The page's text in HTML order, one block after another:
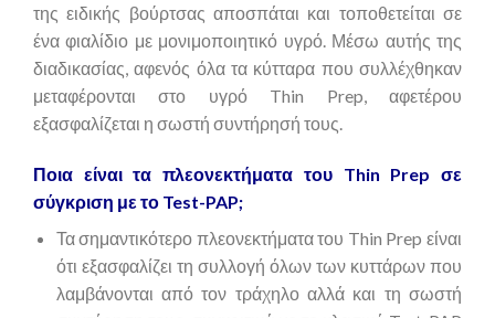
της ειδικής βούρτσας αποσπάται και τοποθετείται σε
ένα φιαλίδιο με μονιμοποιητικό υγρό. Μέσω αυτής της
διαδικασίας, αφενός όλα τα κύτταρα που συλλέχθηκαν
μεταφέρονται στο υγρό Thin Prep, αφετέρου
εξασφαλίζεται η σωστή συντήρησή τους.
Ποια είναι τα πλεονεκτήματα του Thin Prep σε
σύγκριση με το Test-PAP;
Τα σημαντικότερο πλεονεκτήματα του Thin Prep είναι
ότι εξασφαλίζει τη συλλογή όλων των κυττάρων που
λαμβάνονται από τον τράχηλο αλλά και τη σωστή